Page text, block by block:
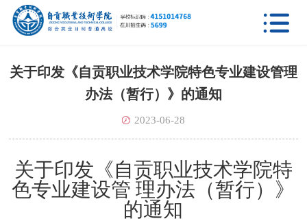

关于印发《自贡职业技术学院特色专业建设管理
办法（暂行）》的通知
2023-06-28
关于印发《自贡职业技术学院特
色专业建设管理办法（暂行）》
的通知